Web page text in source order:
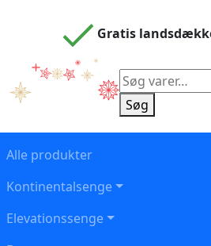
Gratis
Søg
efter:
Søg
Alle produkter
Kontinentalsenge
Elevationssenge